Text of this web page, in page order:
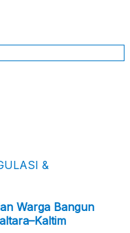
&
Warga Bangun